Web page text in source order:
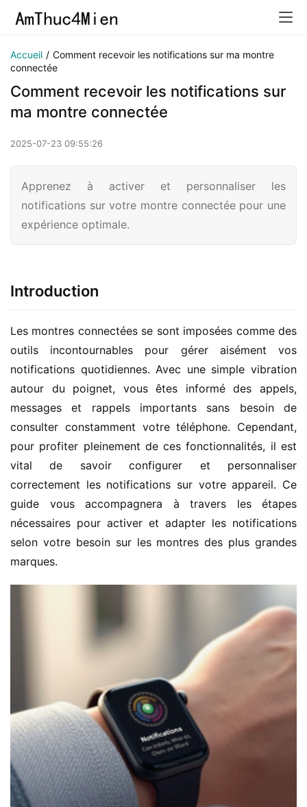
Accueil / Comment recevoir les notifications sur ma montre
connectée
Comment recevoir les notifications sur
ma montre connectée
2025-07-23 09:55:26
Apprenez à activer et personnaliser les
notifications sur votre montre connectée pour une
expérience optimale.
Introduction
Les montres connectées se sont imposées comme des
outils incontournables pour gérer aisément vos
notifications quotidiennes. Avec une simple vibration
autour du poignet, vous êtes informé des appels,
messages et rappels importants sans besoin de
consulter constamment votre téléphone. Cependant,
pour profiter pleinement de ces fonctionnalités, il est
vital de savoir configurer et personnaliser
correctement les notifications sur votre appareil. Ce
guide vous accompagnera à travers les étapes
nécessaires pour activer et adapter les notifications
selon votre besoin sur les montres des plus grandes
marques.